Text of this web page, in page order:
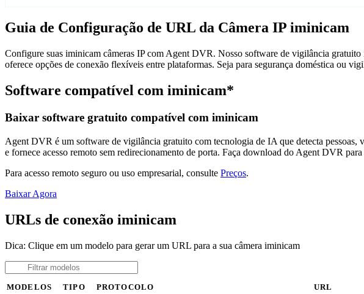
Guia de Configuração de URL da Câmera IP iminicam
Configure suas iminicam câmeras IP com Agent DVR. Nosso software de vigilância
oferece opções de conexão flexíveis entre plataformas. Seja para segurança doméstica ou
Software compatível com iminicam*
Baixar software gratuito compatível com iminicam
Agent DVR é um software de vigilância gratuito com tecnologia de IA que detecta
e fornece acesso remoto sem redirecionamento de porta. Faça download do Agent DVR
Para acesso remoto seguro ou uso empresarial, consulte Preços.
Baixar Agora
URLs de conexão iminicam
Dica: Clique em um modelo para gerar um URL para a sua câmera iminicam
MODELOS TIPO PROTOCOLO URL